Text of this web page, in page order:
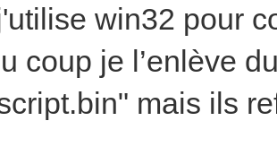
win32 pour
coup je l’enlève
mais ils